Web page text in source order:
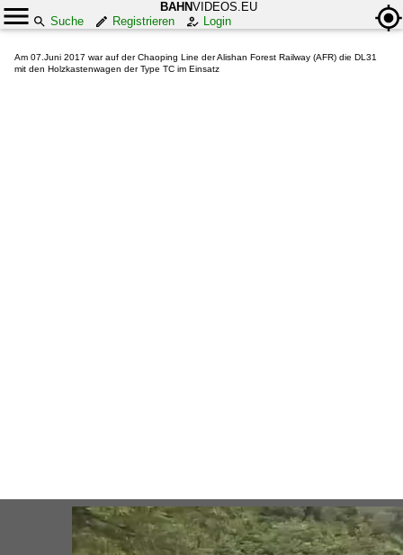
BAHNVIDEOS.EU
Suche
Registrieren Login
Am 07.Juni 2017 war auf der Chaoping Line der Alishan Forest Railway (AFR) die DL31
mit den Holzkastenwagen der Type TC im Einsatz